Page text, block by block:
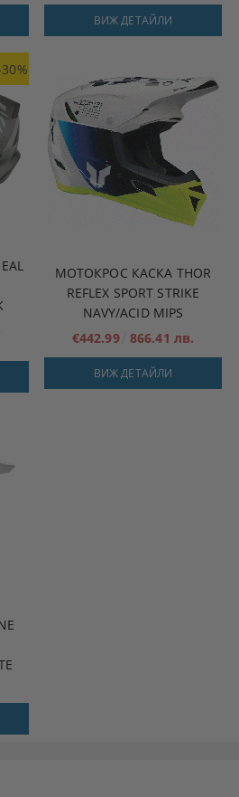
ВИЖ ДЕТАЙЛИ
МОТОКРОС КАСКА THOR
REFLEX SPORT STRIKE
NAVY/ACID MIPS
€442.99 866.41 лв.
ВИЖ ДЕТАЙЛИ